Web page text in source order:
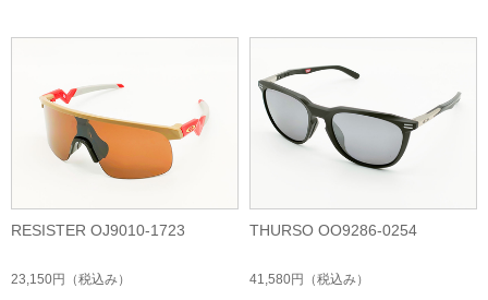
RESISTER OJ9010-1723
23,150円 （税込み）
THURSO OO9286-0254
41,580円 （税込み）